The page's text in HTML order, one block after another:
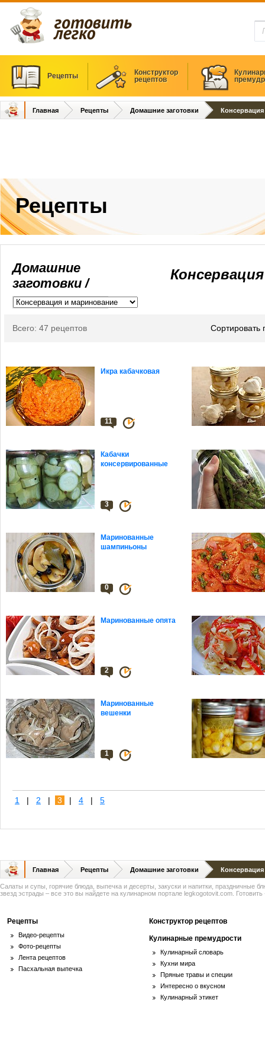
Рецепты
Конструктор
рецептов
Главная Рецепты Домашние заготовки
Рецепты
Домашние
заготовки /
Сортировать
Всего: 47 рецептов
Икра кабачковая
11
Кабачки
консервированные
3
Маринованные
шампиньоны
0
Маринованные опята
2
Маринованные
вешенки
1
1 | 2 | 3 | 4 | 5
Главная Рецепты Домашние заготовки
Салаты и супы, горячие блюда, выпечка и десерты, закуски и напитки, праздничные
звезд эстрады – все это вы найдете на кулинарном портале legkogotovit.com. Готовить
Рецепты
Видео-рецепты
Фото-рецепты
Лента рецептов
Пасхальная выпечка
Конструктор рецептов
Кулинарные премудрости
Кулинарный словарь
Кухни мира
Пряные травы и специи
Интересно о вкусном
Кулинарный этикет